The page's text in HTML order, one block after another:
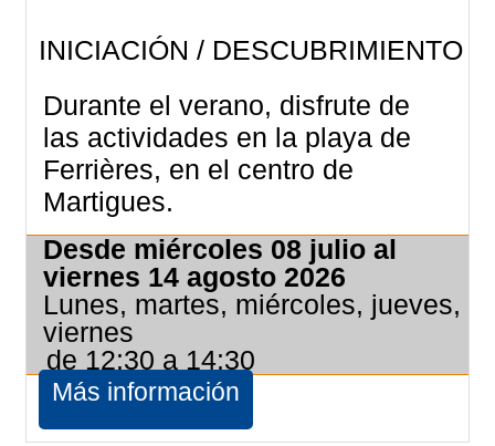
INICIACIÓN / DESCUBRIMIENTO
Durante el verano, disfrute de
las actividades en la playa de
Ferrières, en el centro de
Martigues.
Desde miércoles 08 julio al
viernes 14 agosto 2026
Lunes, martes, miércoles, jueves,
viernes
de 12:30 a 14:30
Más información